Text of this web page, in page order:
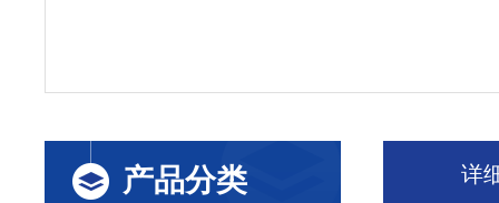
产品分类 详